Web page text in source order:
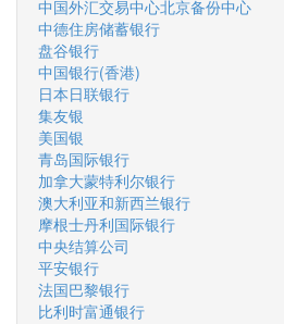
中国外汇交易中心北京备份中心
中德住房储蓄银行
盘谷银行
中国银行(香港)
日本日联银行
集友银
美国银
青岛国际银行
加拿大蒙特利尔银行
澳大利亚和新西兰银行
摩根士丹利国际银行
中央结算公司
平安银行
法国巴黎银行
比利时富通银行